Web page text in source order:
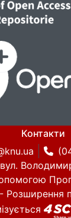
Контакти
- Розширення